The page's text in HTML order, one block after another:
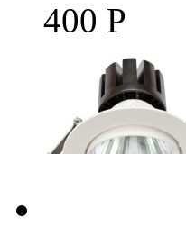
400 Р